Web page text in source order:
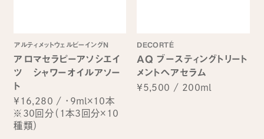
アルティメットウェルビーイングN
アロマセラピーアソシエイ
ツ シャワーオイルアソー
ト
¥16,280 / ・9ml×10本
※30回分（1本3回分×10
種類）
DECORTÉ
AQ ブースティングトリート
メントヘアセラム
¥5,500 / 200ml